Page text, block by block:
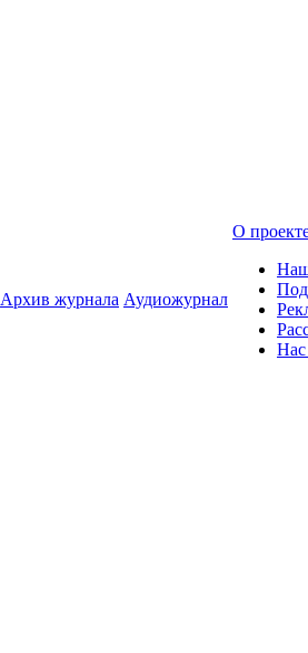
Архив журнала Аудиожурнал
О